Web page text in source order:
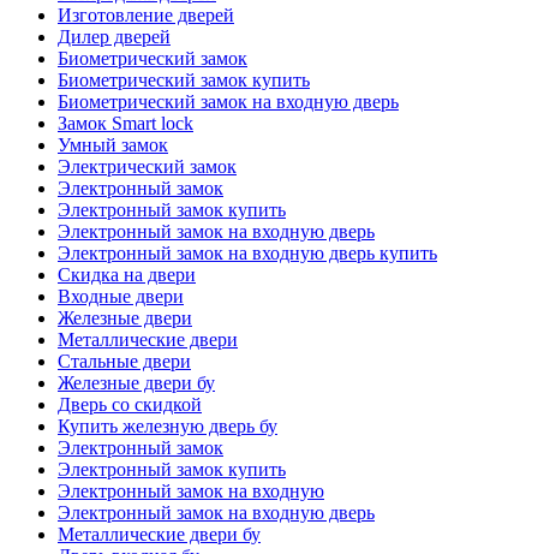
Изготовление дверей
Дилер дверей
Биометрический замок
Биометрический замок купить
Биометрический замок на входную дверь
Замок Smart lock
Умный замок
Электрический замок
Электронный замок
Электронный замок купить
Электронный замок на входную дверь
Электронный замок на входную дверь купить
Скидка на двери
Входные двери
Железные двери
Металлические двери
Стальные двери
Железные двери бу
Дверь со скидкой
Купить железную дверь бу
Электронный замок
Электронный замок купить
Электронный замок на входную
Электронный замок на входную дверь
Металлические двери бу